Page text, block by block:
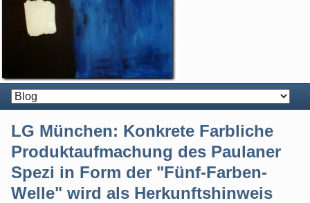
LG München: Konkrete Farbliche
Produktaufmachung des Paulaner
Spezi in Form der "Fünf-Farben-
Welle" wird als Herkunftshinweis